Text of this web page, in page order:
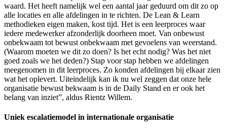
waard. Het heeft namelijk wel een aantal jaar geduurd om dit zo op
alle locaties en alle afdelingen in te richten. De Lean & Learn
methodieken eigen maken, kost tijd. Het is een leerproces waar
iedere medewerker afzonderlijk doorheen moet. Van onbewust
onbekwaam tot bewust onbekwaam met gevoelens van weerstand.
(Waarom moeten we dit zo doen? Is het echt nodig? Was het niet
goed zoals we het deden?) Stap voor stap hebben we afdelingen
meegenomen in dit leerproces. Zo konden afdelingen bij elkaar zien
wat het oplevert. Uiteindelijk kan ik nu wel zeggen dat onze hele
organisatie bewust bekwaam is in de Daily Stand en er ook het
belang van inziet”, aldus Rientz Willem.
Uniek escalatiemodel in internationale organisatie